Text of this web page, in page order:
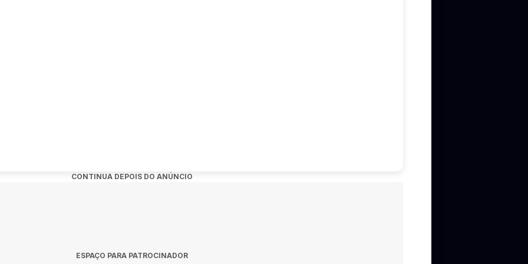
CONTINUA DEPOIS DO ANÚNCIO
ESPAÇO PARA PATROCINADOR